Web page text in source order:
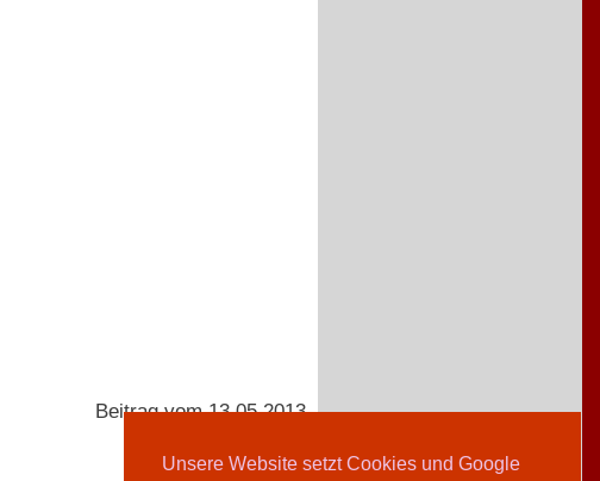
Unsere Website setzt Cookies und Google
Beitrag vom 13.05.2013